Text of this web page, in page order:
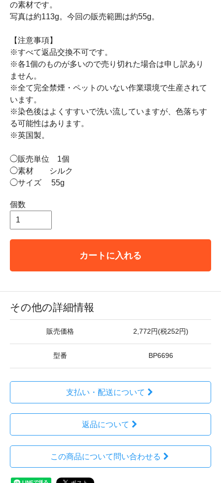
の素材です。
写真は約113g。今回の販売範囲は約55g。
【注意事項】
※すべて返品交換不可です。
※各1個のものが多いので売り切れた場合は申し訳あり
ません。
※全て完全禁煙・ペットのいない作業環境で生産されて
います。
※染色後はよくすすいで洗い流していますが、色落ちす
る可能性はあります。
※英国製。
◯販売単位 1個
◯素材 シルク
◯サイズ 55g
個数
カートに入れる
その他の詳細情報
販売価格 2,772円(税252円)
型番 BP6696
支払い・配送について
返品について
この商品について問い合わせる